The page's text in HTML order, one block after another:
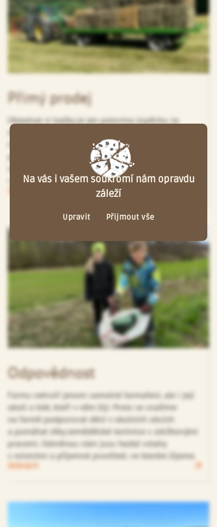
Přímý prodej
Objednat si balíky je jen polovina úspěchu, ta
druhá, zábavnější, část začíná u jejich přepravy.
Chceme našim zákazníkům co nejvíce usnadnit
práci, a proto balíky vždy dopravíme
na požadované místo. Při dodání pomáháme
i se složením balíků.
Odpovědnost
Farmu netvoří jenom samotné farmaření, ale i její
okolí a lidé, kteří v něm žijí. Proto se snažíme
na farmě podporovat dění v okolních obcích
a pomáhat díky zemědělské technice s údržbovými
pracemi. Odměnou nám jsou hezké vztahy
s místními a příjemné prostředí, ve kterém žijeme.
Zobrazit
Na vás i vašem soukromí nám opravdu
záleží
Upravit Přijmout vše